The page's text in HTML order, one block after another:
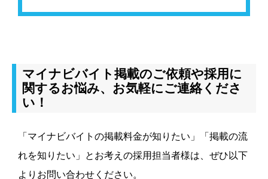
マイナビバイト掲載のご依頼や採用に
関するお悩み、お気軽にご連絡くださ
い！
「マイナビバイトの掲載料金が知りたい」「掲載の流
れを知りたい」とお考えの採用担当者様は、ぜひ以下
よりお問い合わせください。